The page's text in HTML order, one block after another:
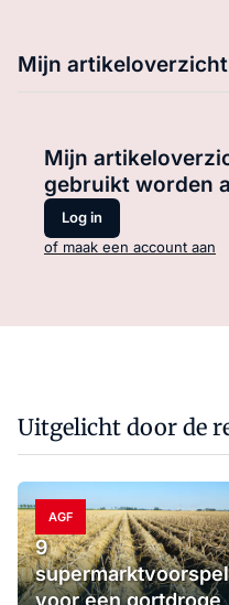
Mijn artikeloverzicht
Mijn
gebruikt worden
Log in
of maak een account aan
Uitgelicht door de
AGF
9
voor een gortdroge